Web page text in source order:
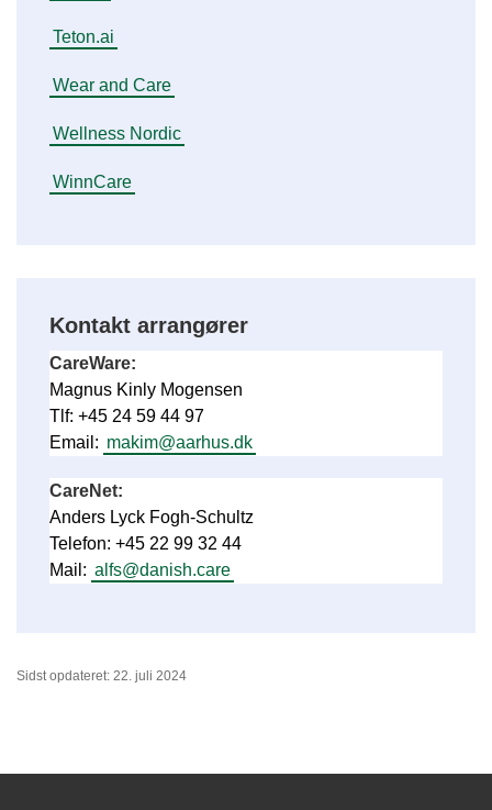
Teton.ai
Wear and Care
Wellness Nordic
WinnCare
Kontakt arrangører
CareWare:
Magnus Kinly Mogensen
Tlf: +45 24 59 44 97
Email: makim@aarhus.dk
CareNet:
Anders Lyck Fogh-Schultz
Telefon: +45 22 99 32 44
Mail: alfs@danish.care
Sidst opdateret: 22. juli 2024